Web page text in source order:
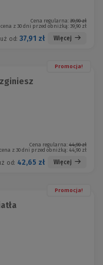
Cena regularna: 39,90 zł
z 30 dni przed obniżką: 39,90 zł
Już od: 37,91 zł Więcej
Promocja!
Cena regularna: 44,90 zł
z 30 dni przed obniżką: 44,90 zł
od: 42,65 zł Więcej
Promocja!